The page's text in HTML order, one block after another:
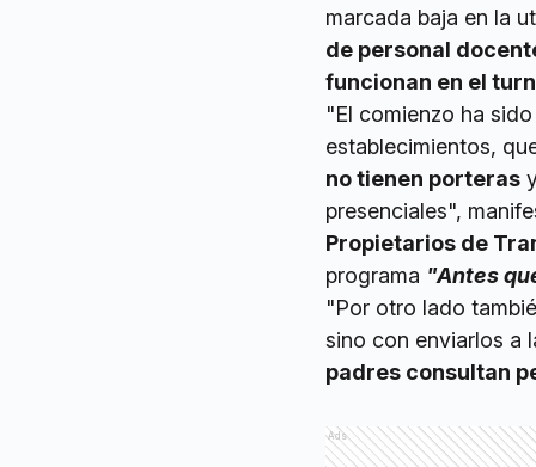
marcada baja en la
de personal
funcionan en el
"El comienzo ha
establecimientos,
no tienen porteras
presenciales",
Propietarios de
programa "Antes
"Por otro lado
sino con enviarlos a
padres consultan
Ads